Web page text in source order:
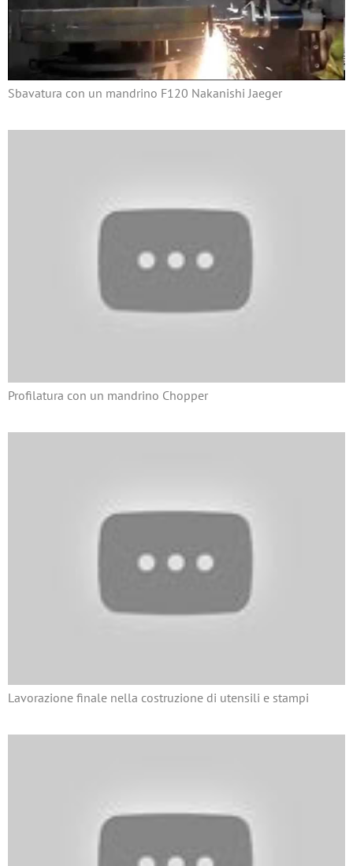
Sbavatura con un mandrino F120 Nakanishi Jaeger
Profilatura con un mandrino Chopper
Lavorazione finale nella costruzione di utensili e stampi